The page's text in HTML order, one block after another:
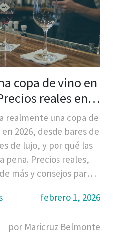
copa de vino en
reales en
y tiendas
realmente una copa de
2026, desde bares de
de lujo, y por qué las
pena. Precios reales,
más y consejos para
febrero 1, 2026
por Maricruz Belmonte